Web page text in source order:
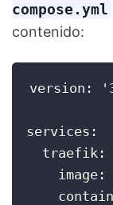
compose.yml
contenido:
version:
services:
  traefik:
image: